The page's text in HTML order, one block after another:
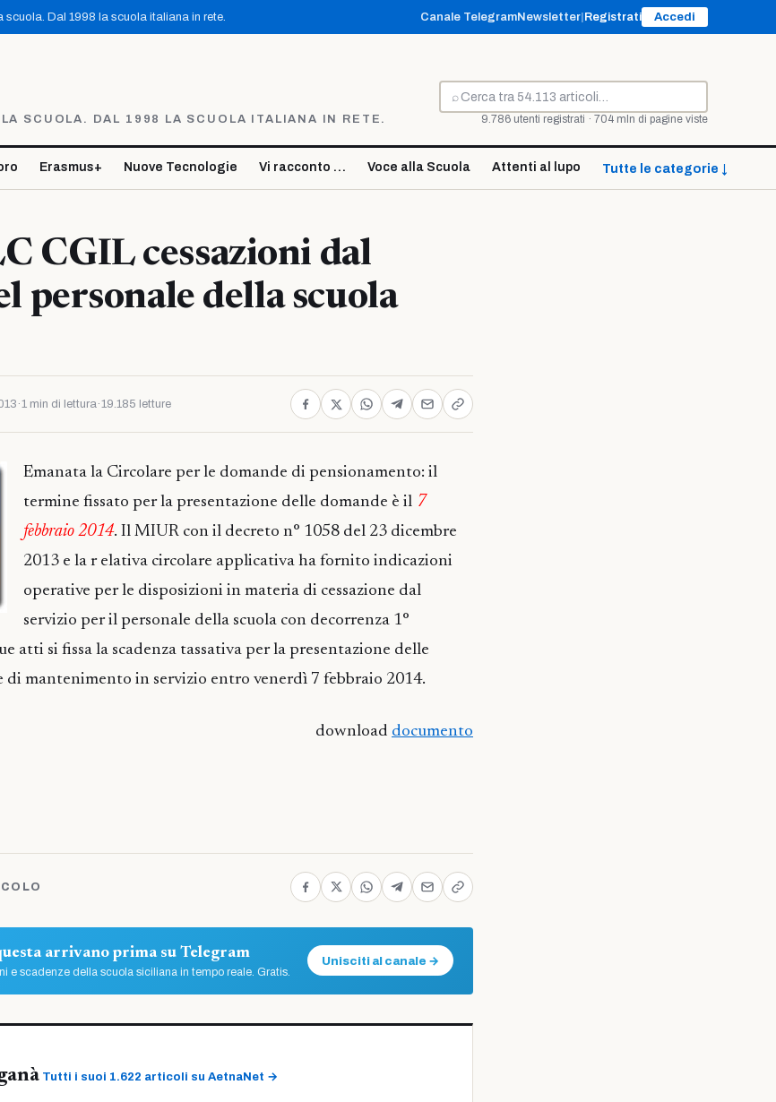
scuola. Dal 1998 la scuola italiana in rete. Canale TelegramNewsletter Registrati Accedi
SCUOLA. DAL 1998 LA SCUOLA ITALIANA IN RETE.
⌕
Cerca
9.786 utenti registrati · 704 mln di pagine viste
Erasmus+ Nuove Tecnologie Vi racconto … Voce alla Scuola Attenti al lupo Tutte le categorie ↓
CGIL cessazioni dal
personale della scuola
·1 min di lettura·19.185 letture
Emanata la Circolare per le domande di pensionamento: il
termine fissato per la presentazione delle domande è il 7
febbraio 2014. Il MIUR con il decreto n° 1058 del 23 dicembre
2013 e la r elativa circolare applicativa ha fornito indicazioni
operative per le disposizioni in materia di cessazione dal
servizio per il personale della scuola con decorrenza 1°
atti si fissa la scadenza tassativa per la presentazione delle
di mantenimento in servizio entro venerdì 7 febbraio 2014.
download documento
arrivano prima su Telegram
e scadenze della scuola siciliana in tempo reale. Gratis.
Unisciti al canale →
Tutti i suoi 1.622 articoli su AetnaNet →